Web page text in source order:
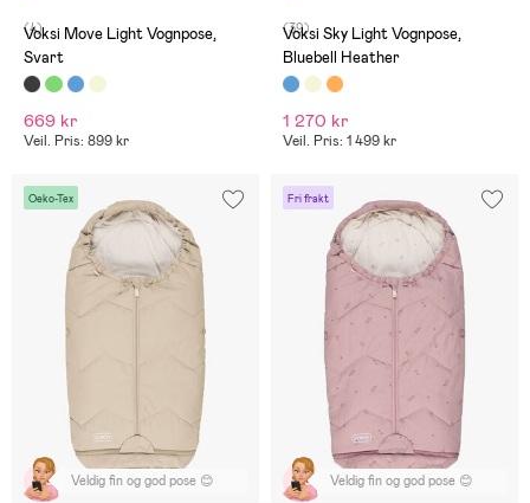
(4)
Voksi Move Light Vognpose,
Svart
669 kr
Veil. Pris: 899 kr
(39)
Voksi Sky Light Vognpose,
Bluebell Heather
1 270 kr
Veil. Pris: 1 499 kr
Oeko-Tex
Veldig fin og god pose 😊
Fri frakt
Veldig fin og god pose 😊